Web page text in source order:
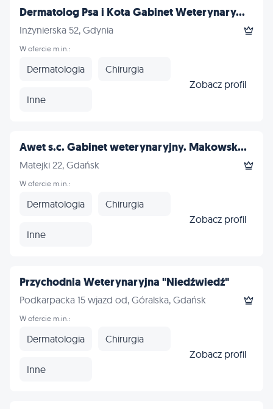
Dermatolog Psa i Kota Gabinet Weterynary...
Inżynierska 52, Gdynia
W ofercie m.in.:
Dermatologia Chirurgia
Inne
Zobacz profil
Awet s.c. Gabinet weterynaryjny. Makowsk...
Matejki 22, Gdańsk
W ofercie m.in.:
Dermatologia Chirurgia
Inne
Zobacz profil
Przychodnia Weterynaryjna "Niedźwiedź"
Podkarpacka 15 wjazd od, Góralska, Gdańsk
W ofercie m.in.:
Dermatologia Chirurgia
Inne
Zobacz profil